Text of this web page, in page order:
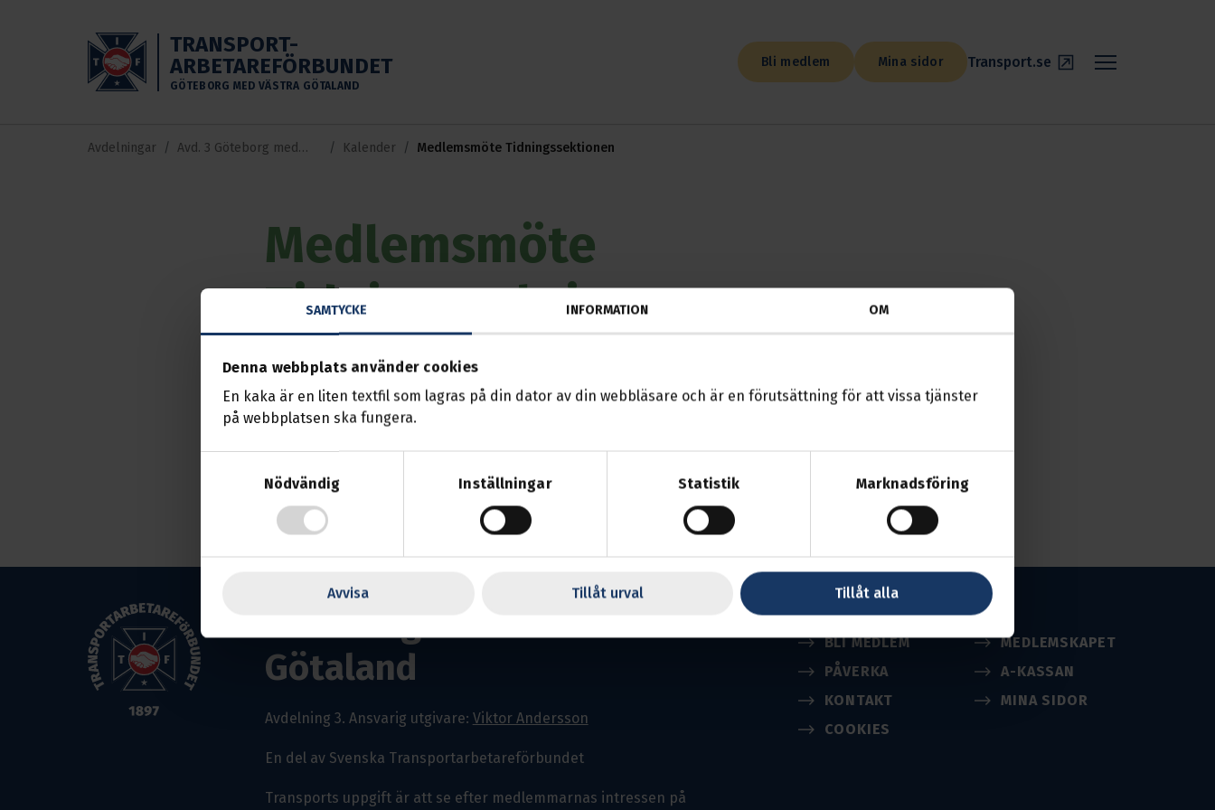
SAMTYCKE INFORMATION OM
Denna webbplats använder cookies
En kaka är en liten textfil som lagras på din dator av din webbläsare och är en förutsättning för att vissa tjänster
på webbplatsen ska fungera.
Nödvändig
Inställningar Statistik Marknadsföring
Avvisa Tillåt urval Tillåt alla
TRANSPORT-
ARBETAREFÖRBUNDET
GÖTEBORG MED VÄSTRA GÖTALAND
Bli medlem Mina sidor Transport.se
Avdelningar
Avd. 3 Göteborg med
Kalender Medlemsmöte Tidningssektionen
Medlemsmöte
Tidningssektionen
Händelse 15 sep. 2025, 18:00 — 20:00
Götaland
Avdelning 3. Ansvarig utgivare: Viktor Andersson
En del av Svenska Transportarbetareförbundet
Transports uppgift är att se efter medlemmarnas intressen på
BLI MEDLEM
MEDLEMSKAPET
PÅVERKA
A-KASSAN
KONTAKT
MINA SIDOR
COOKIES